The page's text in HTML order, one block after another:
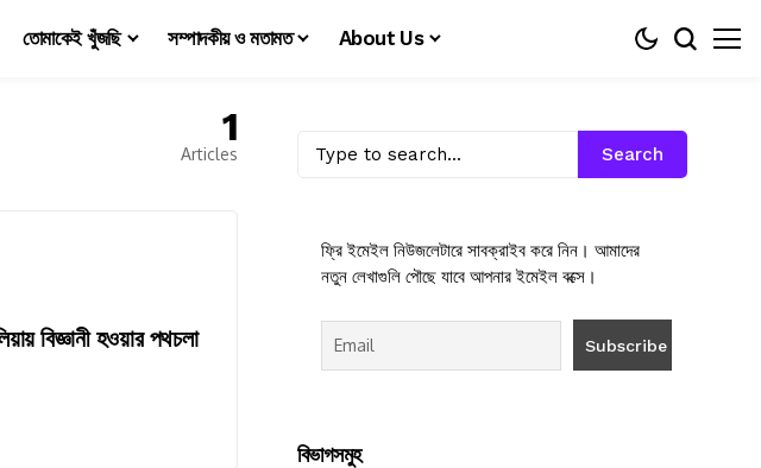
তোমাকেই খুঁজছি সম্পাদকীয় ও মতামত About Us
1
Articles
বিজ্ঞানী হওয়ার পথচলা
Search
ফ্রি ইমেইল নিউজলেটারে সাবক্রাইব করে নিন। আমাদের
নতুন লেখাগুলি পৌছে যাবে আপনার ইমেইল বক্সে।
বিভাগসমুহ